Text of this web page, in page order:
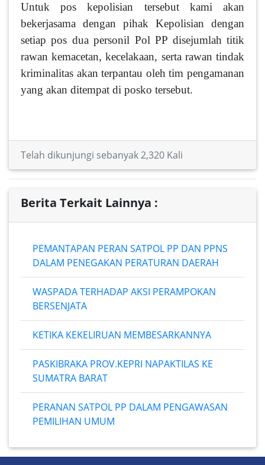
Untuk pos kepolisian tersebut kami akan
bekerjasama dengan pihak Kepolisian dengan
setiap pos dua personil Pol PP disejumlah titik
rawan kemacetan, kecelakaan, serta rawan tindak
kriminalitas akan terpantau oleh tim pengamanan
yang akan ditempat di posko tersebut.
Telah dikunjungi sebanyak 2,320 Kali
Berita Terkait Lainnya :
PEMANTAPAN PERAN SATPOL PP DAN PPNS
DALAM PENEGAKAN PERATURAN DAERAH
WASPADA TERHADAP AKSI PERAMPOKAN
BERSENJATA
KETIKA KEKELIRUAN MEMBESARKANNYA
PASKIBRAKA PROV.KEPRI NAPAKTILAS KE
SUMATRA BARAT
PERANAN SATPOL PP DALAM PENGAWASAN
PEMILIHAN UMUM